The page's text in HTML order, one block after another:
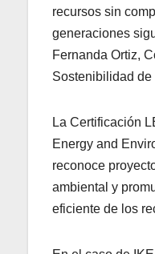
recursos sin
generaciones
Fernanda Ortiz,
Sostenibilidad
La Certificación
Energy and
reconoce
ambiental y
eficiente de los